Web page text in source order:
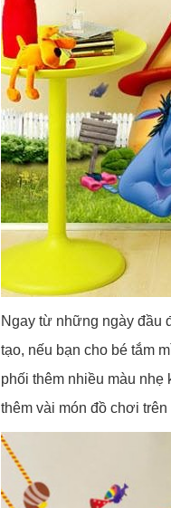
Ngay từ những ngày đầu
tạo, nếu bạn cho bé tắm
phối thêm nhiều màu nhẹ
thêm vài món đồ chơi